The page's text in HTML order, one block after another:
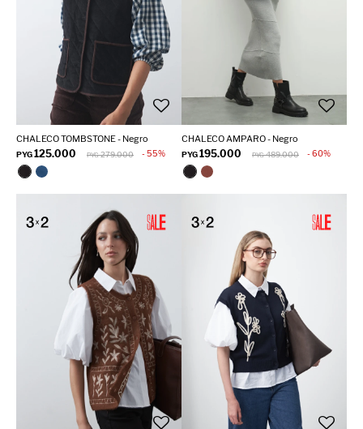
CHALECO TOMBSTONE - Negro
PYG125.000 PYG 279.000 55
CHALECO AMPARO - Negro
PYG195.000 PYG 489.000 60